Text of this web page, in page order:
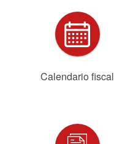
Calendario fiscal